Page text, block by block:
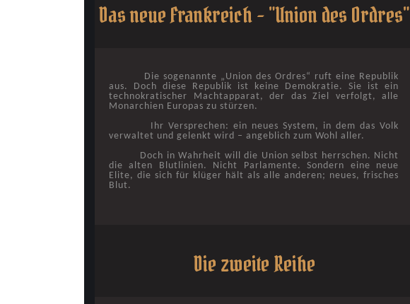
Das neue Frankreich - "Union des Ordres"
Die sogenannte „Union des Ordres“ ruft eine Republik
aus. Doch diese Republik ist keine Demokratie. Sie ist ein
technokratischer Machtapparat, der das Ziel verfolgt, alle
Monarchien Europas zu stürzen.
Ihr Versprechen: ein neues System, in dem das Volk
verwaltet und gelenkt wird – angeblich zum Wohl aller.
Doch in Wahrheit will die Union selbst herrschen. Nicht
die alten Blutlinien. Nicht Parlamente. Sondern eine neue
Elite, die sich für klüger hält als alle anderen; neues, frisches
Blut.
Die zweite Reihe